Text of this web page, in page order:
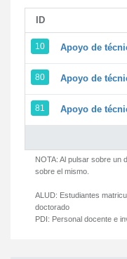
ID
10 Apoyo de
80 Apoyo de
81 Apoyo de
NOTA: Al pulsar sobre un
sobre el mismo.
ALUD: Estudiantes
doctorado
PDI: Personal docente e